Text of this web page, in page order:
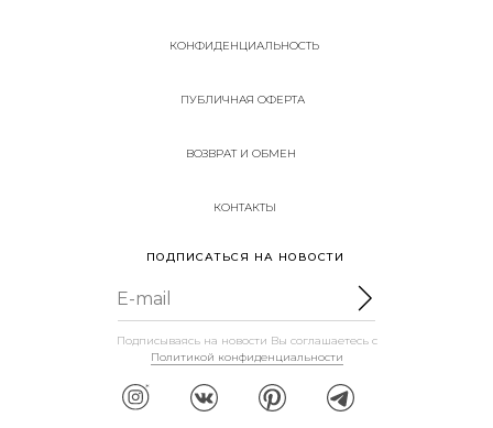
КОНФИДЕНЦИАЛЬНОСТЬ
ПУБЛИЧНАЯ ОФЕРТА
ВОЗВРАТ И ОБМЕН
КОНТАКТЫ
E-mail
ПОДПИСАТЬСЯ НА НОВОСТИ
Подписываясь на новости Вы соглашаетесь с
Политикой конфиденциальности